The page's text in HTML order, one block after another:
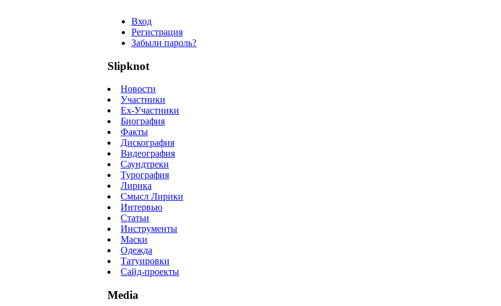
Вход
Регистрация
Забыли пароль?
Slipknot
Новости
Участники
Ex-Участники
Биография
Факты
Дискография
Видеография
Саундтреки
Турография
Лирика
Смысл Лирики
Интервью
Статьи
Инструменты
Маски
Одежда
Татуировки
Сайд-проекты
Media